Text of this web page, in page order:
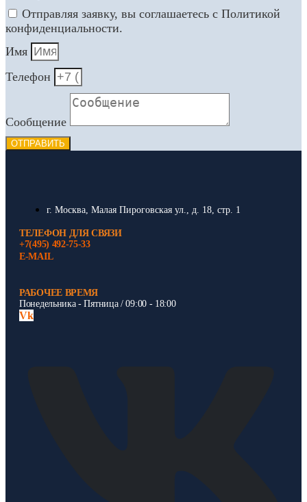
Отправляя заявку, вы соглашаетесь с Политикой
конфиденциальности.
Имя
Телефон
Сообщение
ОТПРАВИТЬ
г. Москва, Малая Пироговская ул., д. 18, стр. 1
ТЕЛЕФОН ДЛЯ СВЯЗИ
+7(495) 492-75-33
E-MAIL
РАБОЧЕЕ ВРЕМЯ
Понедельника - Пятница / 09:00 - 18:00
Vk